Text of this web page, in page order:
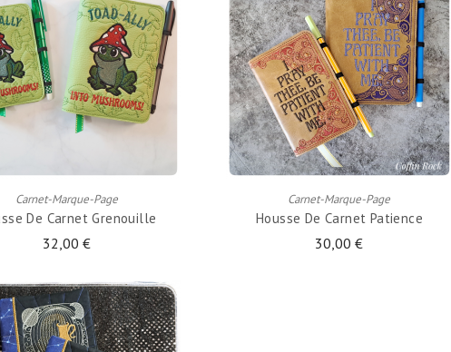
Carnet-Marque-Page
De Carnet Grenouille
32,00 €
Carnet-Marque-Page
Housse De Carnet Patience
30,00 €
AJOUTER AU PANIER